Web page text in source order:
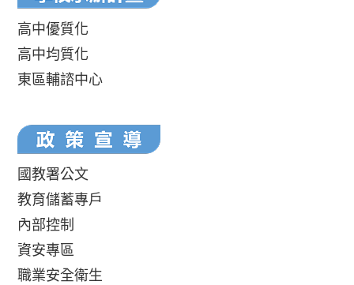
高中優質化
高中均質化
東區輔諮中心
國教署公文
教育儲蓄專戶
內部控制
資安專區
職業安全衛生